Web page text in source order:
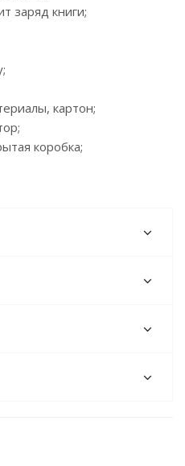
заряд книги;
картон;
коробка;